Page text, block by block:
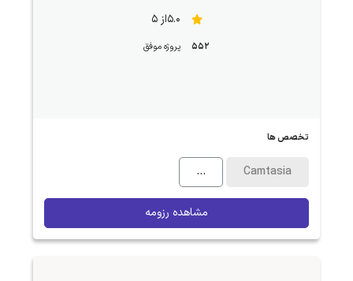
5.0از 5
552 پروژه موفق
تخصص ها
Camtasia
...
مشاهده رزومه